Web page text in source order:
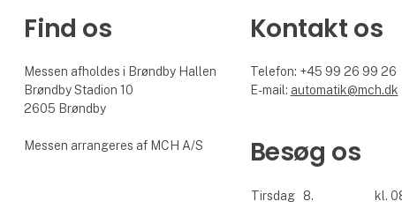
Find os
Messen afholdes i Brøndby Hallen
Brøndby Stadion 10
2605 Brøndby
Messen arrangeres af MCH A/S
Kontakt os
Telefon: +45 99 26 99 26
E-mail: automatik@mch.dk
Besøg os
Tirsdag
8.
kl.